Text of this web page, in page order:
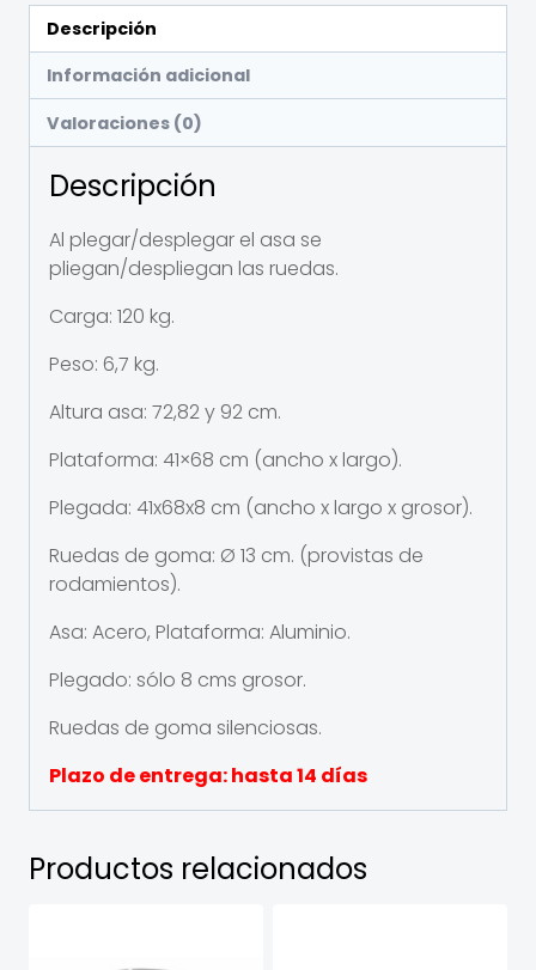
Descripción
Información adicional
Valoraciones (0)
Descripción
Al plegar/desplegar el asa se
pliegan/despliegan las ruedas.
Carga: 120 kg.
Peso: 6,7 kg.
Altura asa: 72,82 y 92 cm.
Plataforma: 41×68 cm (ancho x largo).
Plegada: 41x68x8 cm (ancho x largo x grosor).
Ruedas de goma: Ø 13 cm. (provistas de
rodamientos).
Asa: Acero, Plataforma: Aluminio.
Plegado: sólo 8 cms grosor.
Ruedas de goma silenciosas.
Plazo de entrega: hasta 14 días
Productos relacionados